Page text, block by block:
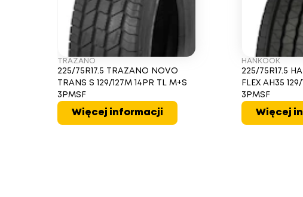
TRAZANO
225/75R17.5 TRAZANO NOVO
TRANS S 129/127M 14PR TL M+S
3PMSF
Więcej informacji
HANKOOK
225/75R17.5
FLEX AH35
3PMSF
Więcej